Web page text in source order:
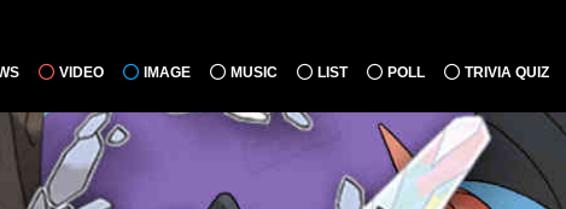
VIDEO IMAGE MUSIC LIST POLL TRIVIA QUIZ